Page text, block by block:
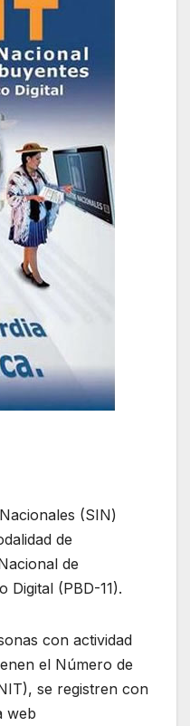
(SIN)
de
de
Digital (PBD-11).
con actividad
el Número de
se registren con
web